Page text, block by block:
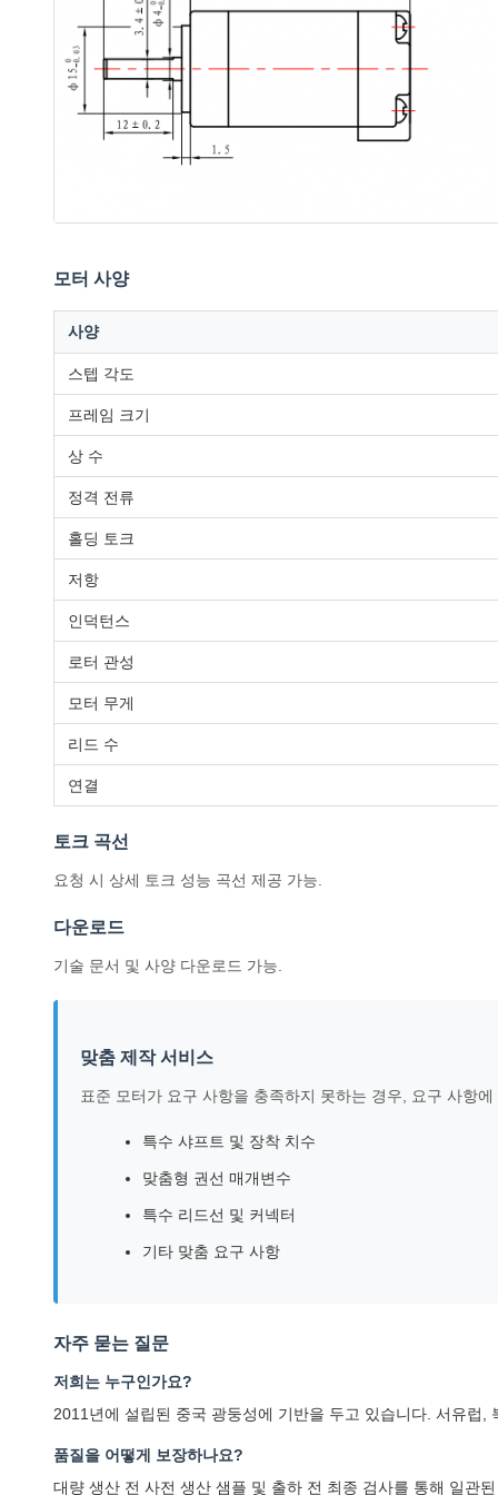
모터 사양
사양
스텝 각도
프레임 크기
상 수
정격 전류
홀딩 토크
저항
인덕턴스
로터 관성
모터 무게
리드 수
연결
토크 곡선
요청 시 상세 토크 성능 곡선 제공 가능.
다운로드
기술 문서 및 사양 다운로드 가능.
맞춤 제작 서비스
표준 모터가 요구 사항을 충족하지 못하는 경우, 요구 사항
특수 샤프트 및 장착 치수
맞춤형 권선 매개변수
특수 리드선 및 커넥터
기타 맞춤 요구 사항
자주 묻는 질문
저희는 누구인가요?
2011년에 설립된 중국 광둥성에 기반을 두고 있습니다. 서유럽
품질을 어떻게 보장하나요?
대량 생산 전 사전 생산 샘플 및 출하 전 최종 검사를 통해 일관